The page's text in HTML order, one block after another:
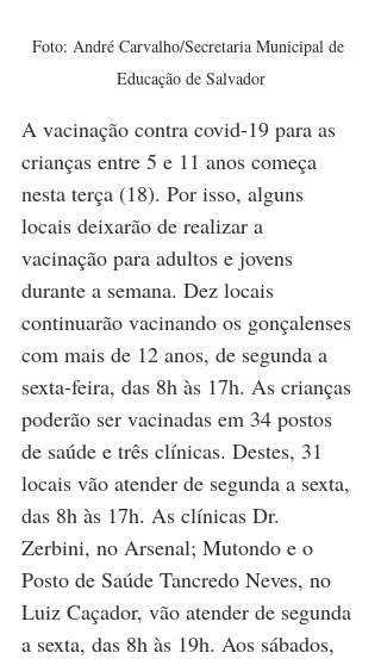
Foto: André Carvalho/Secretaria Municipal de
Educação de Salvador
A vacinação contra covid-19 para as
crianças entre 5 e 11 anos começa
nesta terça (18). Por isso, alguns
locais deixarão de realizar a
vacinação para adultos e jovens
durante a semana. Dez locais
continuarão vacinando os gonçalenses
com mais de 12 anos, de segunda a
sexta-feira, das 8h às 17h. As crianças
poderão ser vacinadas em 34 postos
de saúde e três clínicas. Destes, 31
locais vão atender de segunda a sexta,
das 8h às 17h. As clínicas Dr.
Zerbini, no Arsenal; Mutondo e o
Posto de Saúde Tancredo Neves, no
Luiz Caçador, vão atender de segunda
a sexta, das 8h às 19h. Aos sábados,